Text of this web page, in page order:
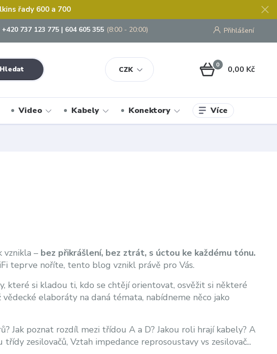
řady 600 a 700
CZK
Přihlášení
Hledat
+420 737 123 775 | 604 605 355 (8:00 - 20:00)
0 0,00 Kč
Video Kabely Konektory Více
vznikla – bez přikrášlení, bez ztrát, s úctou ke každému tónu.
teprve noříte, tento blog vznikl právě pro Vás.
které si kladou ti, kdo se chtějí orientovat, osvěžit si některé
elaboráty na daná témata, nabídneme něco jako
Jak poznat rozdíl mezi třídou A a D? Jakou roli hrají kabely? A
zesilovačů, Vztah impedance reprosoustavy vs zesilovač...